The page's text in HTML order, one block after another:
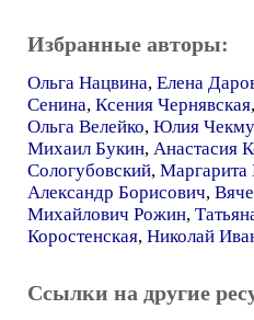
Избранные авторы:
Ольга Нацвина, Елена
Сенина, Ксения Чернявская,
Ольга Велейко, Юлия
Михаил Букин, Анастасия
Сологубовский, Маргарита
Александр Борисович,
Михайлович Рожин,
Коростенская, Николай
Ссылки на другие